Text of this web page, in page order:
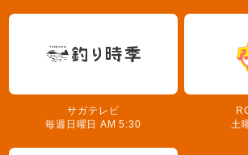
サガテレビ
毎週日曜日 AM 5:30
土